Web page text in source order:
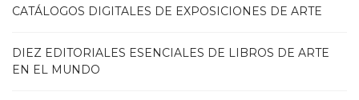
CATÁLOGOS DIGITALES DE EXPOSICIONES DE ARTE
DIEZ EDITORIALES ESENCIALES DE LIBROS DE ARTE
EN EL MUNDO